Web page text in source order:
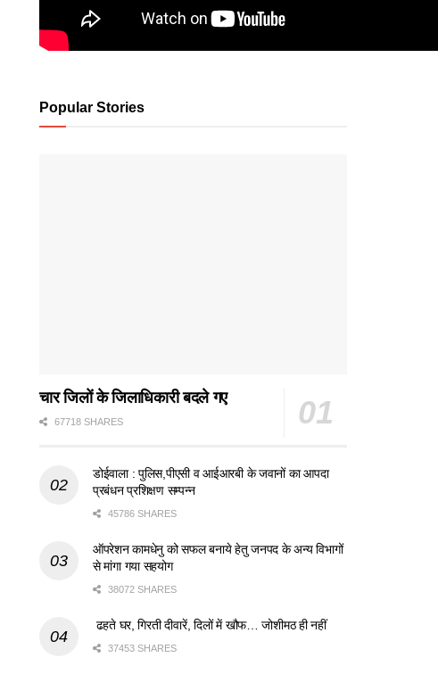
Popular Stories
चार जिलों के जिलाधिकारी बदले गए
67718 SHARES
डोईवाला : पुलिस,पीएसी व आईआरबी के जवानों का आपदा
प्रबंधन प्रशिक्षण सम्पन्न
45786 SHARES
ऑपरेशन कामधेनु को सफल बनाये हेतु जनपद के अन्य विभागों
से मांगा गया सहयोग
38072 SHARES
ढहते घर, गिरती दीवारें, दिलों में खौफ… जोशीमठ ही नहीं
37453 SHARES